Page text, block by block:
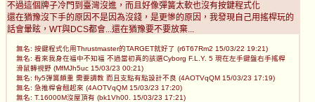
不過這個牌子冷門到臺灣沒進，而且好像彈簧太軟也沒有按鍵程式化
還在猶豫沒下手的原因不是因為沒錢，是更慘的原因，我發現自己用搖桿玩的
話會暈眩，WT與DCS都會...還在猶豫要不要放棄...
無名: 按鍵程式化用Thrustmaster的TARGET就好了 (r6T67Rm2 15/03/22 19:21)
無名: 看來我身在福中不知福 不過當初真的該選Cyborg F.L.Y. 5 現在左手鍵盤右手搖桿
滑鼠轉視野 (MfMJh5uc 15/03/23 00:21)
無名: fly5彈簧頗重 需要調教 而且支點有點設計不良 (4AOTVqQM 15/03/23 17:19)
無名: 急推桿會翹起來 (4AOTVqQM 15/03/23 17:20)
無名: T.16000M沒屋頂有 (bk1Vh00. 15/03/23 17:21)